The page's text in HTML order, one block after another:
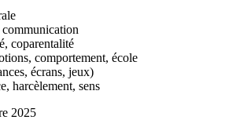
coparentalité
comportement, école
écrans, jeux)
harcèlement, sens
2025